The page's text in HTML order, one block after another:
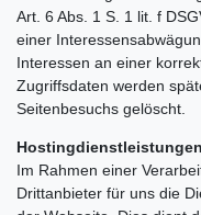
Art. 6 Abs. 1 S. 1 lit. f
einer
Interessen an einer
Zugriffsdaten werden
Seitenbesuchs gelöscht.
Im Rahmen einer
Drittanbieter für uns die